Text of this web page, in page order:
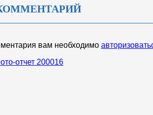
вам необходимо
отчет 200016